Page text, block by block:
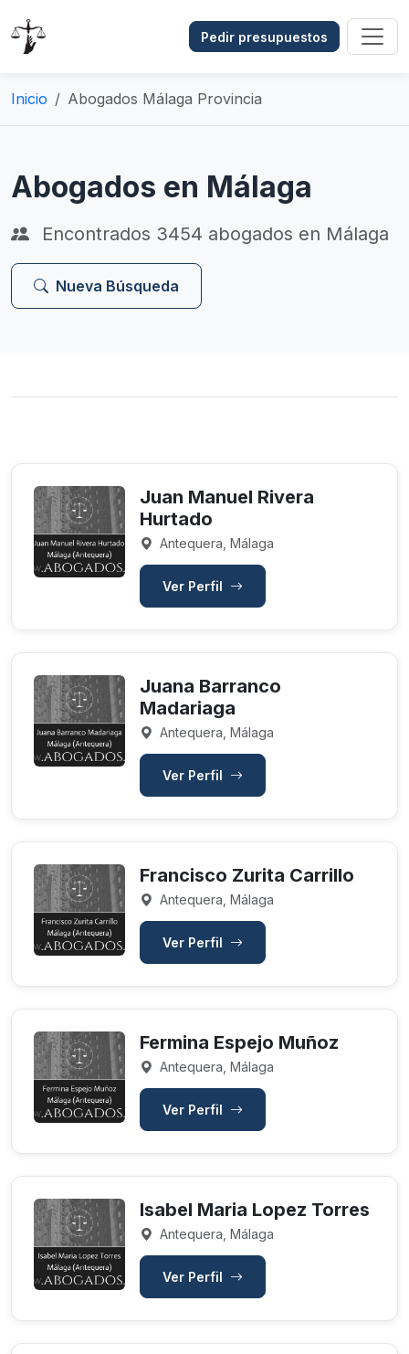
Pedir presupuestos
Inicio Abogados Málaga Provincia
Abogados en Málaga
Encontrados 3454 abogados en Málaga
Nueva Búsqueda
Juan Manuel Rivera
Hurtado
Antequera, Málaga
Ver Perfil
Juana Barranco
Madariaga
Antequera, Málaga
Ver Perfil
Francisco Zurita Carrillo
Antequera, Málaga
Ver Perfil
Fermina Espejo Muñoz
Antequera, Málaga
Ver Perfil
Isabel Maria Lopez Torres
Antequera, Málaga
Ver Perfil